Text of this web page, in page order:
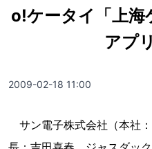
o!ケータイ「上海
アプ
2009-02-18 11:00
サン電子株式会社（本社